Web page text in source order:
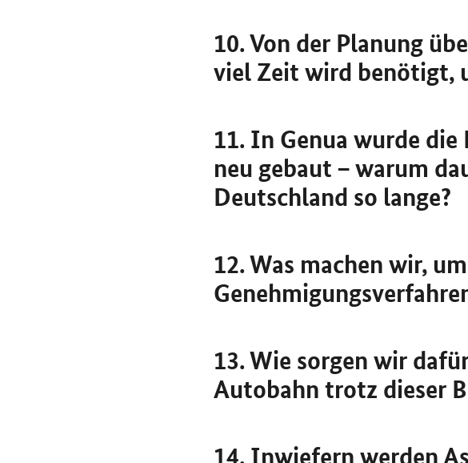
10. Von der Planung
viel Zeit wird benötigt,
11. In Genua wurde
neu gebaut – warum
Deutschland so lange?
12. Was machen wir,
13. Wie sorgen wir
Autobahn trotz dieser
14. Inwiefern werden